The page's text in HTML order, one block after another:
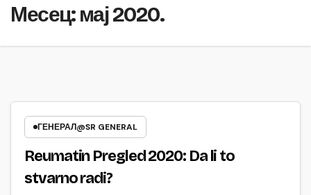
Месец:мај 2020.
ГЕНЕРАЛ@SR GENERAL
Reumatin Pregled 2020: Da li to
stvarno radi?